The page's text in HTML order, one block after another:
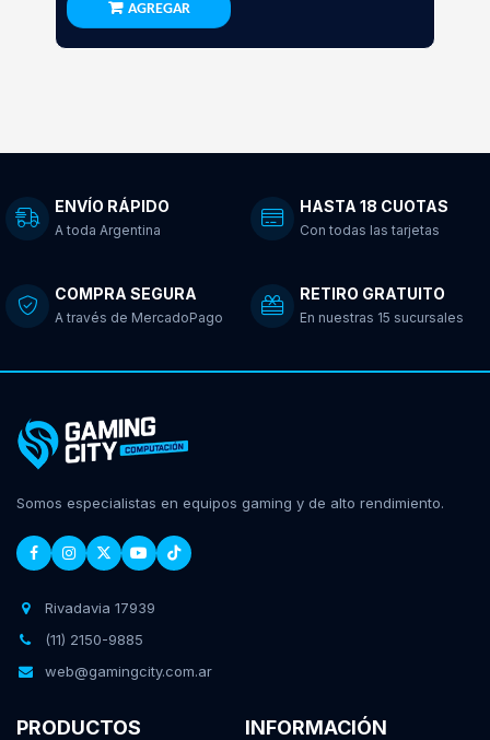
AGREGAR
ENVÍO RÁPIDO
A toda Argentina
HASTA 18 CUOTAS
Con todas las tarjetas
COMPRA SEGURA
A través de MercadoPago
RETIRO GRATUITO
En nuestras 15 sucursales
Somos especialistas en equipos gaming y de alto rendimiento.
Rivadavia 17939
(11) 2150-9885
web@gamingcity.com.ar
PRODUCTOS INFORMACIÓN